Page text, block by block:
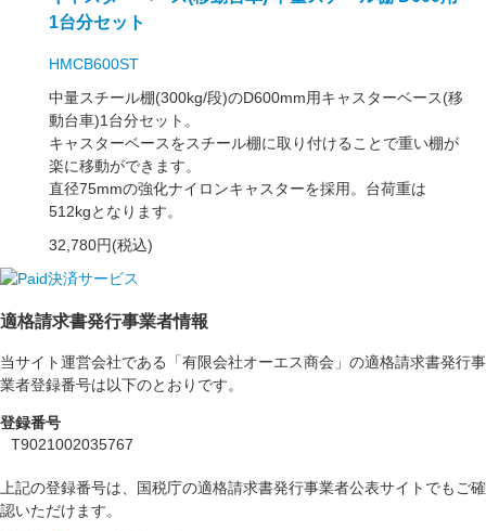
1台分セット
HMCB600ST
中量スチール棚(300kg/段)のD600mm用キャスターベース(移
動台車)1台分セット。
キャスターベースをスチール棚に取り付けることで重い棚が
楽に移動ができます。
直径75mmの強化ナイロンキャスターを採用。台荷重は
512kgとなります。
32,780円(税込)
適格請求書発行事業者情報
当サイト運営会社である「有限会社オーエス商会」の適格請求書発行事
業者登録番号は以下のとおりです。
登録番号
T9021002035767
上記の登録番号は、国税庁の適格請求書発行事業者公表サイトでもご確
認いただけます。